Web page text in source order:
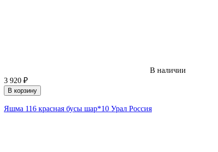
В наличии
3 920 ₽
В корзину
Яшма 116 красная бусы шар*10 Урал Россия